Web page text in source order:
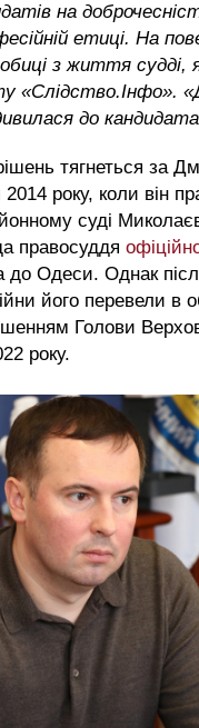
на
етиці. На
з життя судді,
«Слідство.Інфо».
до
тягнеться за
року, коли він
суді
правосуддя
до Одеси. Однак
його перевели в
Голови
року.